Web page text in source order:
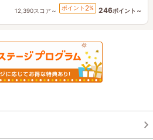
12,390スコア～ ポイント 2% 246ポイント～